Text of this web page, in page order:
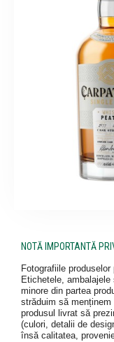
NOTĂ IMPORTANTĂ
Fotografiile
Etichetele,
minore din partea
străduim să
produsul livrat să
(culori, detalii de
însă calitatea,